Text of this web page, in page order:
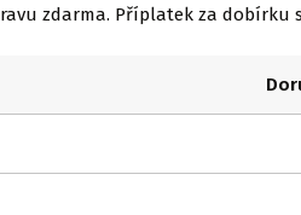
zdarma. Příplatek za dobírku